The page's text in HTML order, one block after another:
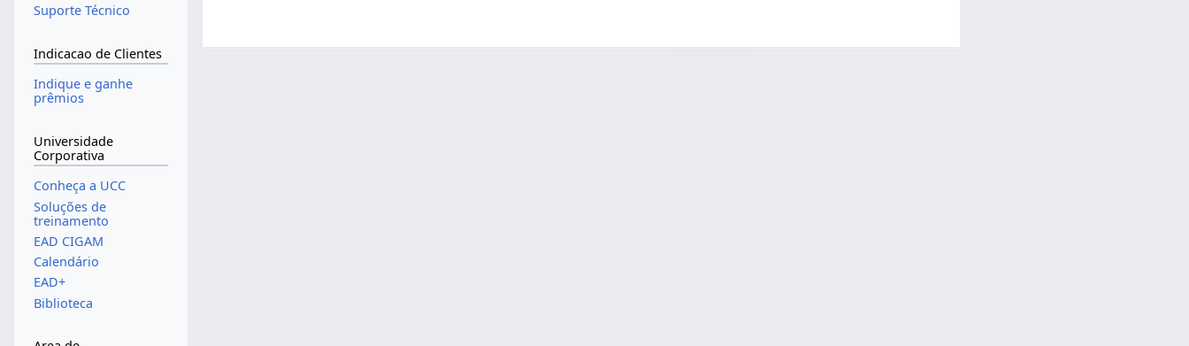
Suporte Técnico
Indicacao de Clientes
Indique e ganhe
prêmios
Universidade
Corporativa
Conheça a UCC
Soluções de
treinamento
EAD CIGAM
Calendário
EAD+
Biblioteca